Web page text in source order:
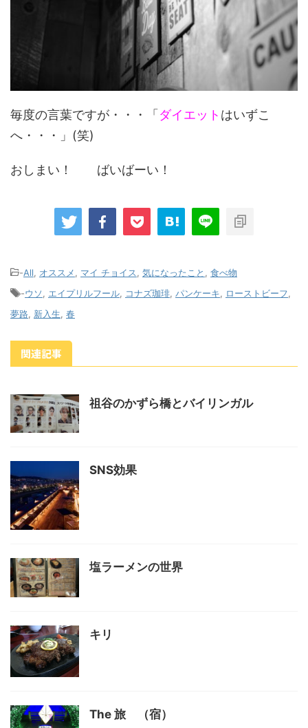
毎度の言葉ですが・・・「 ダイエット はいずこ
へ・・・」(笑)
おしまい！ ばいばーい！
-All オススメ マイ チョイス 気になったこと
食べ物
-ウソ エイプリルフール コナズ珈琲 パンケーキ ローストビーフ
夢路 新入生 春
関連記事
祖谷のかずら橋とバイリンガル
SNS効果
塩ラーメンの世界
キリ
The 旅 （宿）